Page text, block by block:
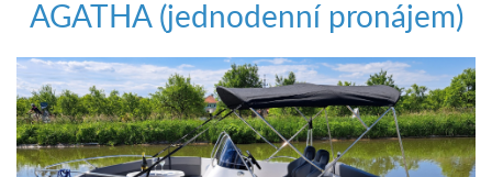
AGATHA (jednodenní pronájem)